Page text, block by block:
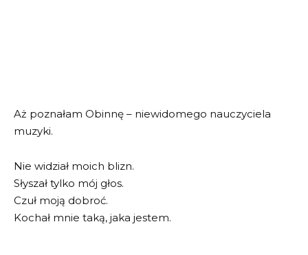
Aż poznałam Obinnę – niewidomego nauczyciela
muzyki.
Nie widział moich blizn.
Słyszał tylko mój głos.
Czuł moją dobroć.
Kochał mnie taką, jaka jestem.